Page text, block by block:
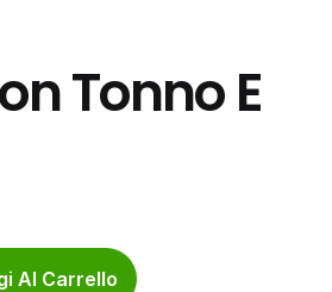
Tonno E
Al Carrello